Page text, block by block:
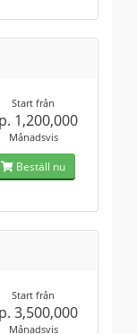
Start från
1,200,000
Månadsvis
Beställ nu
Start från
3,500,000
Månadsvis